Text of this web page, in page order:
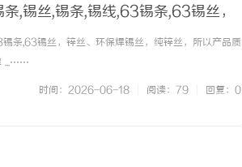
,锡丝,锡条,锡线,63锡条,63锡丝，
好
条,63锡丝，锌丝、环保焊锡丝，纯锌丝，所以产品质
...……
时间：2026-06-18 阅读：79 回复：0